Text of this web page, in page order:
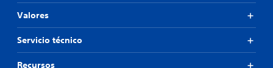
Valores
Servicio técnico
Recursos